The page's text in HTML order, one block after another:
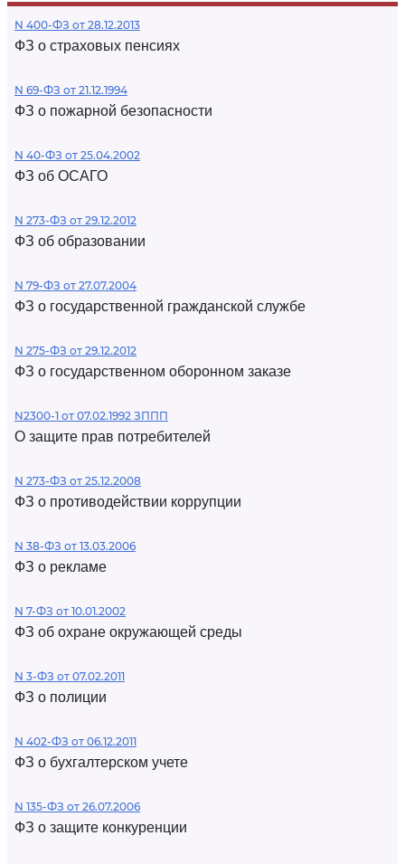
N 400-ФЗ от 28.12.2013
ФЗ о страховых пенсиях
N 69-ФЗ от 21.12.1994
ФЗ о пожарной безопасности
N 40-ФЗ от 25.04.2002
ФЗ об ОСАГО
N 273-ФЗ от 29.12.2012
ФЗ об образовании
N 79-ФЗ от 27.07.2004
ФЗ о государственной гражданской службе
N 275-ФЗ от 29.12.2012
ФЗ о государственном оборонном заказе
N2300-1 от 07.02.1992 ЗППП
О защите прав потребителей
N 273-ФЗ от 25.12.2008
ФЗ о противодействии коррупции
N 38-ФЗ от 13.03.2006
ФЗ о рекламе
N 7-ФЗ от 10.01.2002
ФЗ об охране окружающей среды
N 3-ФЗ от 07.02.2011
ФЗ о полиции
N 402-ФЗ от 06.12.2011
ФЗ о бухгалтерском учете
N 135-ФЗ от 26.07.2006
ФЗ о защите конкуренции